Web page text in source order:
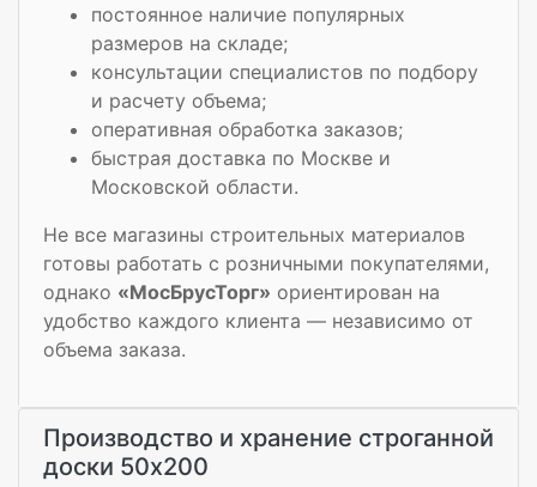
постоянное наличие популярных
размеров на складе;
консультации специалистов по подбору
и расчету объема;
оперативная обработка заказов;
быстрая доставка по Москве и
Московской области.
Не все магазины строительных материалов
готовы работать с розничными покупателями,
однако «МосБрусТорг» ориентирован на
удобство каждого клиента — независимо от
объема заказа.
Производство и хранение строганной
доски 50х200